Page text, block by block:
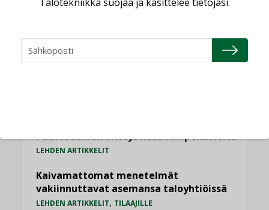
”Asiakkaat hakevat kumppaneita, jotka
AJANKOHTAISTA
Puutteellinen eristys lisää lämpöhäviöitä
LEHDEN ARTIKKELIT
Kaivamattomat menetelmät
vakiinnuttavat asemansa taloyhtiöissä
LEHDEN ARTIKKELIT, TILAAJILLE